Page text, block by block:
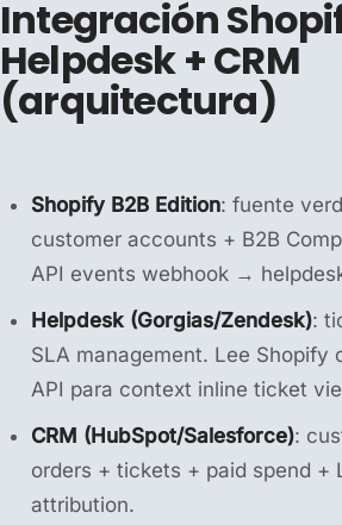
Integración
Helpdesk + CRM
(arquitectura)
Shopify B2B Edition: fuente
customer accounts + B2B
API events webhook →
Helpdesk (Gorgias/Zendesk):
SLA management. Lee Shopify
API para context inline ticket
CRM (HubSpot/Salesforce):
orders + tickets + paid spend +
attribution.